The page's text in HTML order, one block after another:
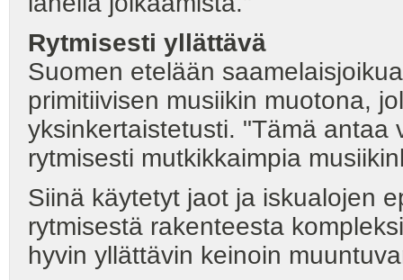
Rytmisesti yllättävä
Suomen etelään
primitiivisen musiikin muotona,
yksinkertaistetusti. "Tämä antaa
rytmisesti mutkikkaimpia
Siinä käytetyt jaot ja iskualojen
rytmisestä rakenteesta
hyvin yllättävin keinoin